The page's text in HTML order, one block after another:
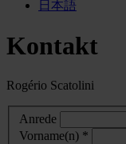
日本語
Kontakt
Rogério Scatolini
Anrede
Vorname(n) *